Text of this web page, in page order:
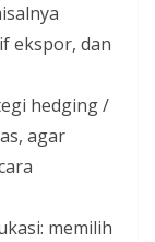
ekspor, dan
hedging /
agar
memilih